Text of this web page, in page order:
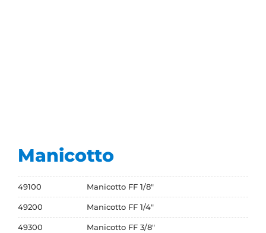
Manicotto
49100 Manicotto FF 1/8"
49200 Manicotto FF 1/4"
49300 Manicotto FF 3/8"